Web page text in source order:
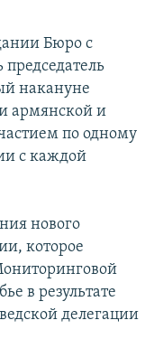
Бюро с
накануне
армянской и
по одному
с каждой
нового
которое
в результате
делегации